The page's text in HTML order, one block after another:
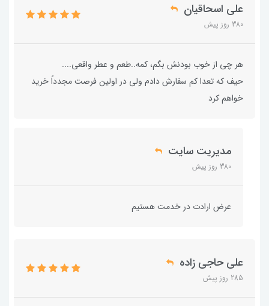
علی اسحاقیان
380 روز پیش
هر چی از خوب بودنش بگم، کمه..طعم و عطر واقعی....
حیف که تعدا کم سفارش دادم ولی در اولین فرصت مجدداً خرید
خواهم کرد
مدیریت سایت
380 روز پیش
عرض ارادت در خدمت هستیم
علی حاجی زاده
285 روز پیش